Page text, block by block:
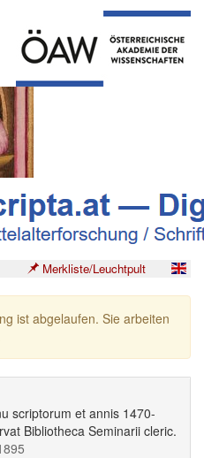
Merkliste/Leuchtpult
ist abgelaufen. Sie arbeiten
scriptorum et annis 1470-
Bibliotheca Seminarii cleric.